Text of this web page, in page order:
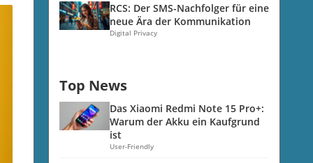
RCS: Der SMS-Nachfolger für eine
neue Ära der Kommunikation
Digital Privacy
Top News
Das Xiaomi Redmi Note 15 Pro+:
Warum der Akku ein Kaufgrund
ist
User-Friendly